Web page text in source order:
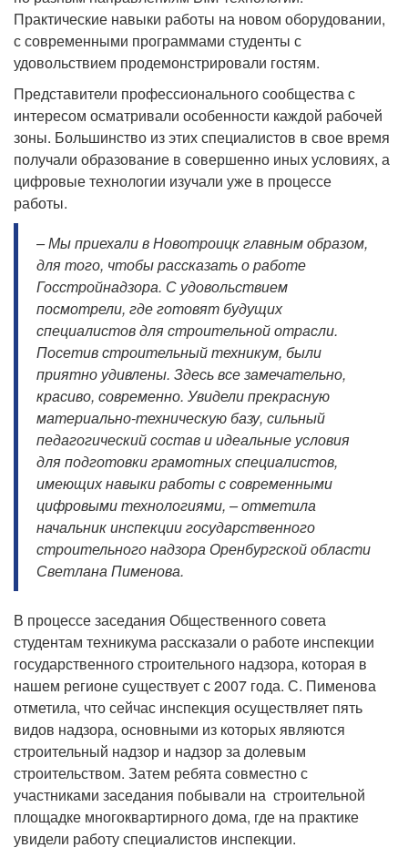
Практические навыки работы на новом оборудовании,
с современными программами студенты с
удовольствием продемонстрировали гостям.
Представители профессионального сообщества с
интересом осматривали особенности каждой рабочей
зоны. Большинство из этих специалистов в свое время
получали образование в совершенно иных условиях, а
цифровые технологии изучали уже в процессе
работы.
– Мы приехали в Новотроицк главным образом,
для того, чтобы рассказать о работе
Госстройнадзора. С удовольствием
посмотрели, где готовят будущих
специалистов для строительной отрасли.
Посетив строительный техникум, были
приятно удивлены. Здесь все замечательно,
красиво, современно. Увидели прекрасную
материально-техническую базу, сильный
педагогический состав и идеальные условия
для подготовки грамотных специалистов,
имеющих навыки работы с современными
цифровыми технологиями, – отметила
начальник инспекции государственного
строительного надзора Оренбургской области
Светлана Пименова.
В процессе заседания Общественного совета
студентам техникума рассказали о работе инспекции
государственного строительного надзора, которая в
нашем регионе существует с 2007 года. С. Пименова
отметила, что сейчас инспекция осуществляет пять
видов надзора, основными из которых являются
строительный надзор и надзор за долевым
строительством. Затем ребята совместно с
участниками заседания побывали на строительной
площадке многоквартирного дома, где на практике
увидели работу специалистов инспекции.